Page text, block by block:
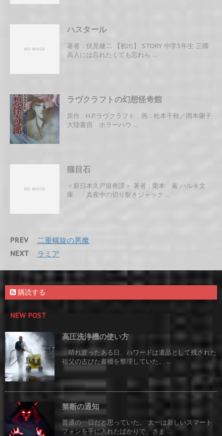
ハスタール
著者：伏見健二 【初出】 STORY 中学3年生 三國
高人には忘れたくても忘れら ...
ラヴクラフトの幻想怪奇館
原作 : H.P.ラヴクラフト 画 : 松本千秋／岡本蘭子
大陸書房 ホラーハウ ...
猫目石
＜新日本久戸留奇譚＞ 著者 : 栗本 薫 ハルキ文
庫 「真夜中の切り裂きジャック ...
PREV 二重螺旋の悪魔
NEXT ラミア
購読する
NEW POST
高圧洗浄機の使い方
晴れ渡ったある日、ハワードは遺品として残された
祖父の古びた書棚を整理していた。 ...
禁断の通知
普通の一日だと思っていた。 太一は新しいスマート
フォンを手に入れたばかりで、さま ...